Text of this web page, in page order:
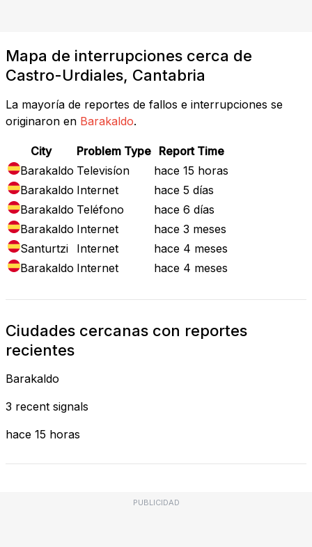
Mapa de interrupciones cerca de
Castro-Urdiales, Cantabria
La mayoría de reportes de fallos e interrupciones se
originaron en Barakaldo.
City Problem Type Report Time
Barakaldo Televisíon
hace 15 horas
Barakaldo Internet
hace 5 días
Barakaldo Teléfono
hace 6 días
Barakaldo Internet
hace 3 meses
Santurtzi
Internet
hace 4 meses
Barakaldo Internet hace 4 meses
Ciudades cercanas con reportes
recientes
Barakaldo
3 recent signals
hace 15 horas
PUBLICIDAD